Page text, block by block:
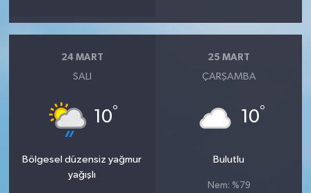
24 MART
SALI
10°
Bölgesel düzensiz yağmur
yağışlı
25 MART
ÇARŞAMBA
10°
Bulutlu
Nem: %79